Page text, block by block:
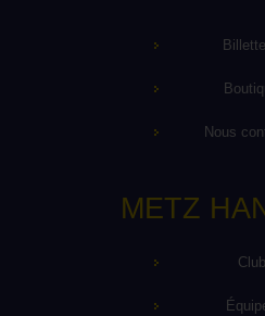
Nous
METZ
Club